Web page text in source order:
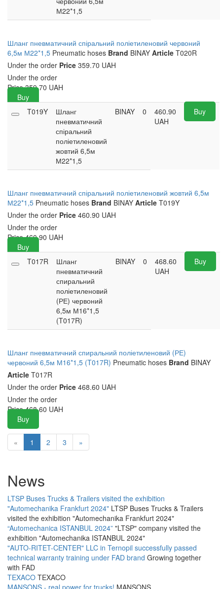
М22*1,5
Шланг пневматичний спіральний поліетиленовий червоний
6,5м М22*1,5 Pneumatic hoses Brand BINAY Article T020R
Under the order Price 359.70 UAH
Under the order
Price 359.70 UAH
Buy
T019Y
Шланг
пневматичний
спіральний
поліетиленовий
жовтий 6,5м
М22*1,5
BINAY 0
460.90
UAH
Buy
Шланг пневматичний спіральний поліетиленовий жовтий 6,5м
М22*1,5 Pneumatic hoses Brand BINAY Article T019Y
Under the order Price 460.90 UAH
Under the order
Price 460.90 UAH
Buy
T017R
Шланг
пневматичний
спиральний
поліетиленовий
(РЕ) червоний
6,5м М16*1,5
(T017R)
BINAY 0
468.60
UAH
Buy
Шланг пневматичний спиральний поліетиленовий (РЕ)
червоний 6,5м М16*1,5 (T017R) Pneumatic hoses Brand BINAY
Article T017R
Under the order Price 468.60 UAH
Under the order
Price 468.60 UAH
Buy
« 1 2 3 »
News
LTSP Buses Trucks & Trailers visited the exhibition
"Automechanika Frankfurt 2024" LTSP Buses Trucks & Trailers
visited the exhibition "Automechanika Frankfurt 2024"
“Automechanica ISTANBUL 2024” "LTSP" company visited the
exhibition "Automechanika ISTANBUL 2024"
"AUTO-RITET-CENTER" LLC in Ternopil successfully passed
technical warranty training under FAD brand Growing together
with FAD
TEXACO TEXACO
MANSONS - real power for trucks! MANSONS